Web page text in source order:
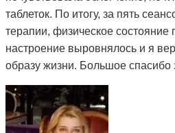
таблеток. По итогу, за пять
терапии, физическое состояние
настроение выровнялось и я
образу жизни. Большое
проблемы и деликатный подход.